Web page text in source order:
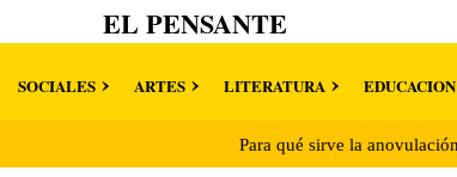
EL PENSANTE
SOCIALES ARTES LITERATURA EDUCACION
Para qué sirve la